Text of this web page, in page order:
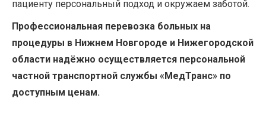
пациенту персональный подход и окружаем заботой.
Профессиональная перевозка больных на
процедуры в Нижнем Новгороде и Нижегородской
области надёжно осуществляется персональной
частной транспортной службы «МедТранс» по
доступным ценам.